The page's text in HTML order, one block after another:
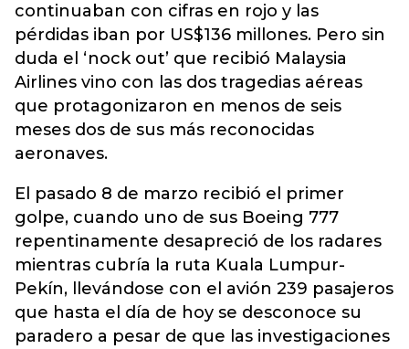
continuaban con cifras en rojo y las
pérdidas iban por US$136 millones. Pero sin
duda el ‘nock out’ que recibió Malaysia
Airlines vino con las dos tragedias aéreas
que protagonizaron en menos de seis
meses dos de sus más reconocidas
aeronaves.
El pasado 8 de marzo recibió el primer
golpe, cuando uno de sus Boeing 777
repentinamente desapreció de los radares
mientras cubría la ruta Kuala Lumpur-
Pekín, llevándose con el avión 239 pasajeros
que hasta el día de hoy se desconoce su
paradero a pesar de que las investigaciones